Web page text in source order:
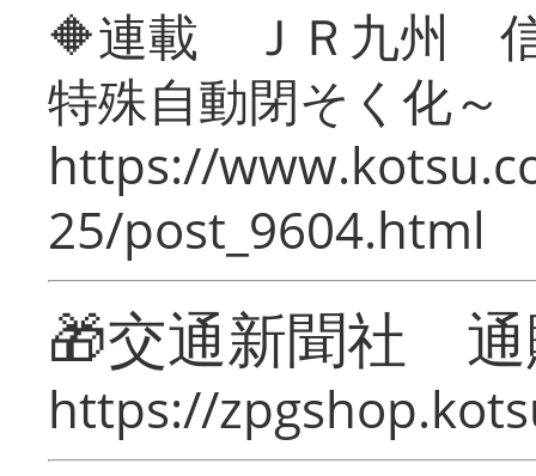
🔶連載 ＪＲ九州 信
特殊自動閉そく化～
https://
25/post_9604.html
🎁交通新聞社
https://